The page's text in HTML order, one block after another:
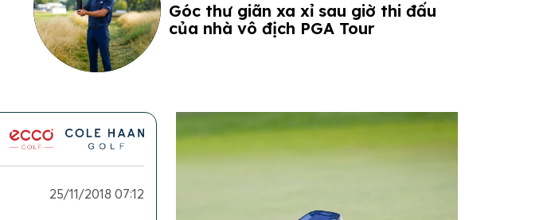
Góc thư giãn xa xỉ sau giờ thi đấu
của nhà vô địch PGA Tour
25/11/2018 07:12